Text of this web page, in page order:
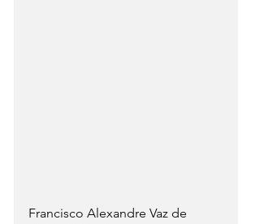
Francisco Alexandre Vaz de